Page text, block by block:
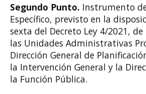
Segundo Punto. Instrumento
Específico, previsto en la
sexta del Decreto Ley 4/2021,
las Unidades Administrativas
Dirección General de
la Intervención General y la
la Función Pública.